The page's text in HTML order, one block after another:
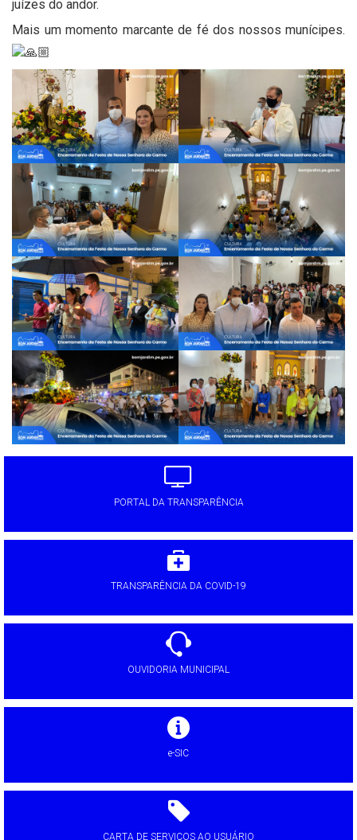
juízes do andor.
Mais um momento marcante de fé dos nossos munícipes.
PORTAL DA TRANSPARÊNCIA
TRANSPARÊNCIA DA COVID-19
OUVIDORIA MUNICIPAL
e-SIC
CARTA DE SERVIÇOS AO USUÁRIO